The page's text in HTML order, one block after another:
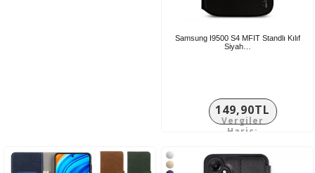
Samsung I9500 S4 MFIT Standlı Kılıf
Siyah…
149,90TL
Vergiler
Hariç: